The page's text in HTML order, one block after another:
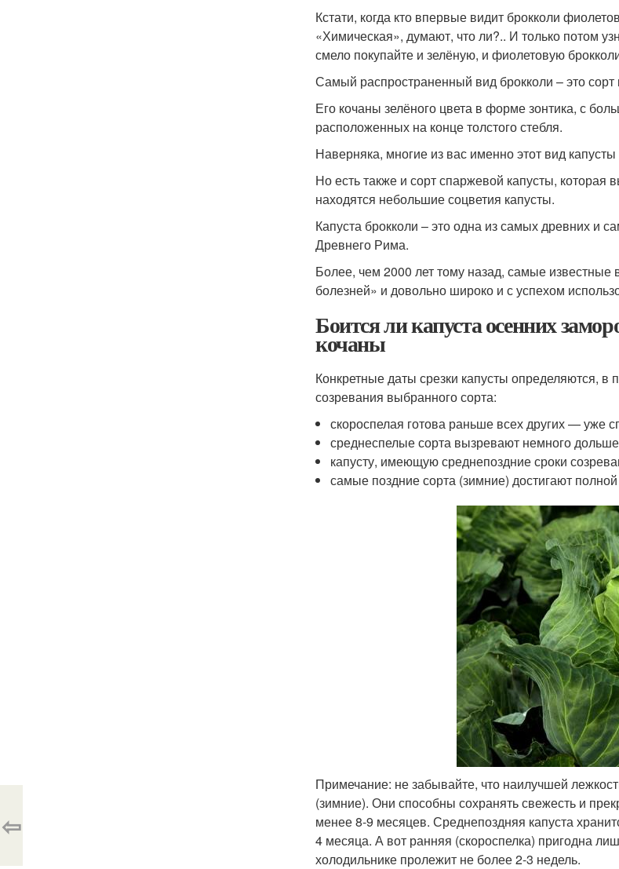
Кстати, когда кто впервые видит брокколи
«Химическая», думают, что ли?.. И только потом
смело покупайте и зелёную, и фиолетовую
Самый распространенный вид брокколи – это сорт
Его кочаны зелёного цвета в форме зонтика, с
расположенных на конце толстого стебля.
Наверняка, многие из вас именно этот вид
Но есть также и сорт спаржевой капусты, которая
находятся небольшие соцветия капусты.
Капуста брокколи – это одна из самых древних и
Древнего Рима.
Более, чем 2000 лет тому назад, самые известные
болезней» и довольно широко и с успехом
Боится ли капуста осенних
кочаны
Конкретные даты срезки капусты определяются, в
созревания выбранного сорта:
скороспелая готова раньше всех других — уже
среднеспелые сорта вызревают немного
капусту, имеющую среднепоздние сроки
самые поздние сорта (зимние) достигают
Примечание: не забывайте, что наилучшей
(зимние). Они способны сохранять свежесть и
менее 8-9 месяцев. Среднепоздняя капуста
4 месяца. А вот ранняя (скороспелка) пригодна
холодильнике пролежит не более 2-3 недель.
⇦